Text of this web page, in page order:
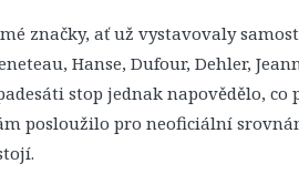
značky, ať už vystavovaly
Hanse, Dufour, Dehler,
stop jednak napovědělo,
posloužilo pro neoficiální